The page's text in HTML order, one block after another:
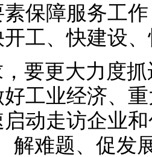
保障服务工
工、快建设
要更大力度
工业经济、
动走访企业
解难题、促发